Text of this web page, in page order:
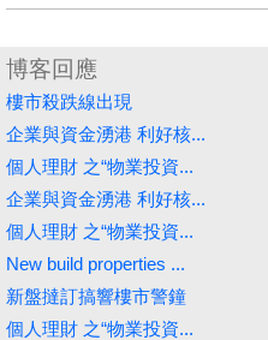
博客回應
樓市殺跌線出現
企業與資金湧港 利好核...
個人理財 之“物業投資...
企業與資金湧港 利好核...
個人理財 之“物業投資...
New build properties ...
新盤撻訂搞響樓市警鐘
個人理財 之“物業投資...